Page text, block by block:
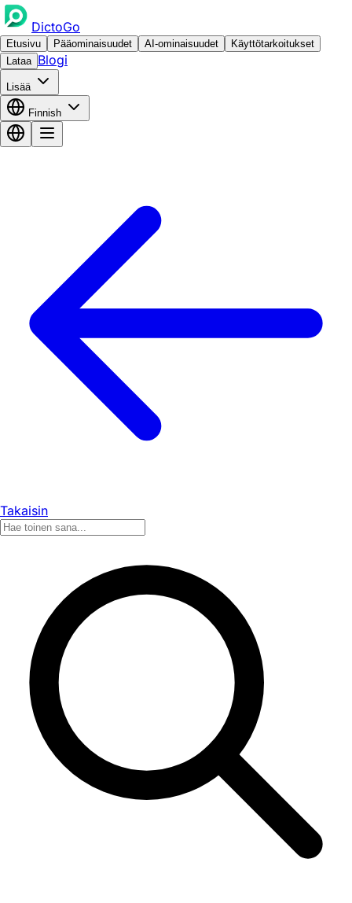
DictoGo
Etusivu Pääominaisuudet AI-ominaisuudet
Käyttötarkoitukset
Lataa Blogi
Lisää
Finnish
Takaisin